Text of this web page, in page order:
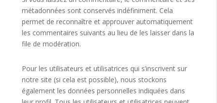
métadonnées sont conservés indéfiniment. Cela
permet de reconnaître et approuver automatiquement
les commentaires suivants au lieu de les laisser dans la
file de modération.
Pour les utilisateurs et utilisatrices qui s’inscrivent sur
notre site (si cela est possible), nous stockons
également les données personnelles indiquées dans